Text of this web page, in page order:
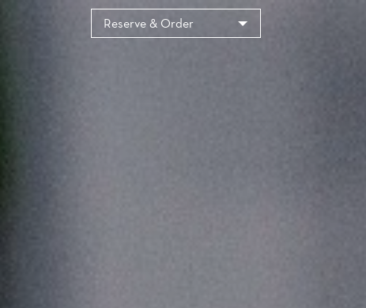
Reserve & Order
Cookies management panel